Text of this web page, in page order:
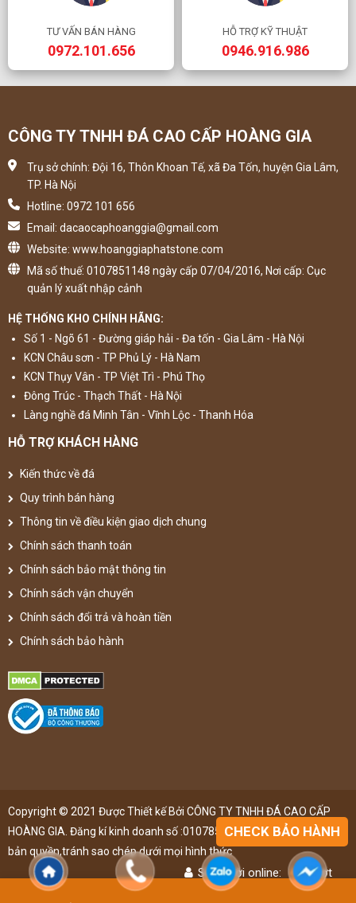
TƯ VẤN BÁN HÀNG
0972.101.656
HỖ TRỢ KỸ THUẬT
0946.916.986
CÔNG TY TNHH ĐÁ CAO CẤP HOÀNG GIA
Trụ sở chính: Đội 16, Thôn Khoan Tế, xã Đa Tốn, huyện Gia Lâm,
TP. Hà Nội
Hotline: 0972 101 656
Email: dacaocaphoanggia@gmail.com
Website: www.hoanggiaphatstone.com
Mã số thuế: 0107851148 ngày cấp 07/04/2016, Nơi cấp: Cục
quản lý xuất nhập cảnh
HỆ THỐNG KHO CHÍNH HÃNG:
Số 1 - Ngõ 61 - Đường giáp hải - Đa tốn - Gia Lâm - Hà Nội
KCN Châu sơn - TP Phủ Lý - Hà Nam
KCN Thụy Vân - TP Việt Trì - Phú Thọ
Đông Trúc - Thạch Thất - Hà Nội
Làng nghề đá Minh Tân - Vĩnh Lộc - Thanh Hóa
HỖ TRỢ KHÁCH HÀNG
Kiến thức về đá
Quy trình bán hàng
Thông tin về điều kiện giao dịch chung
Chính sách thanh toán
Chính sách bảo mật thông tin
Chính sách vận chuyển
Chính sách đổi trả và hoàn tiền
Chính sách bảo hành
Copyright © 2021 Được Thiết kế Bởi CÔNG TY TNHH ĐÁ CAO CẤP
HOÀNG GIA. Đăng kí kinh doanh số :0107851148 ,đã được đăng kí
bản quyền,tránh sao chép dưới mọi hình thức
Số người online: 43 lượt
Lượt truy cập:
4895875 lượt
CHECK BẢO HÀNH